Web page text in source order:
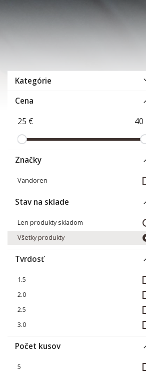
Kategórie
Cena
Značky
Vandoren
Stav na sklade
Len produkty skladom
Všetky produkty
Tvrdosť
1.5
2.0
2.5
3.0
Počet kusov
5